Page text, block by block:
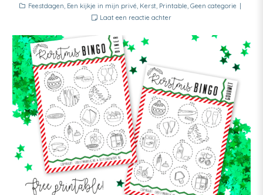
on
Categories
Feestdagen, Een kijkje in mijn privé, Kerst, Printable, Geen categorie
Laat een reactie achter